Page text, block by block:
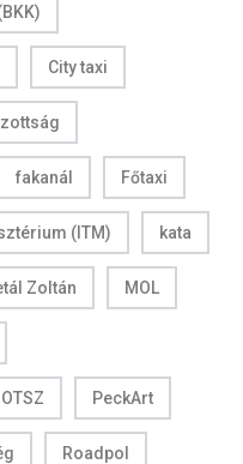
City taxi
fakanál Főtaxi
(ITM) kata
Zoltán MOL
OTSZ PeckArt
Roadpol